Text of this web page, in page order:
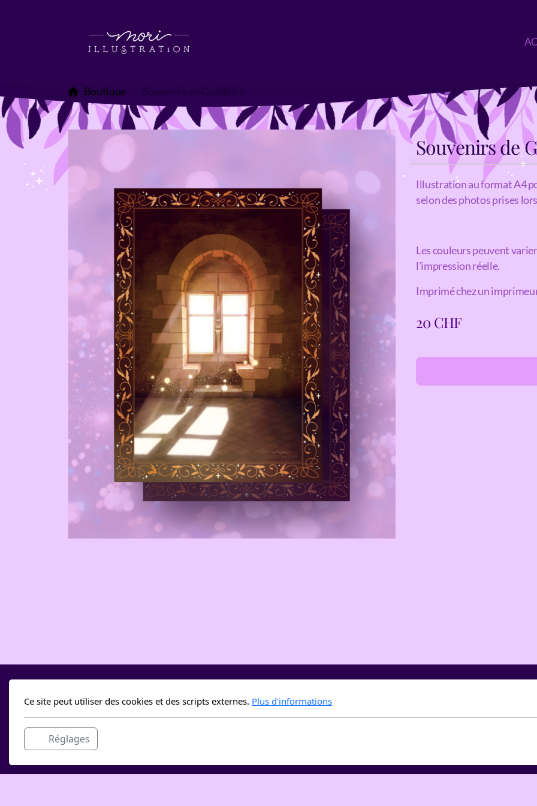
Boutique Souvenirs de Guédelon
Souvenirs de
Illustration au format A4
selon des photos prises
Les couleurs peuvent
l'impression réelle.
Imprimé chez un
20 CHF
Ce site peut utiliser des cookies et des scripts externes. Plus d'informations
Réglages